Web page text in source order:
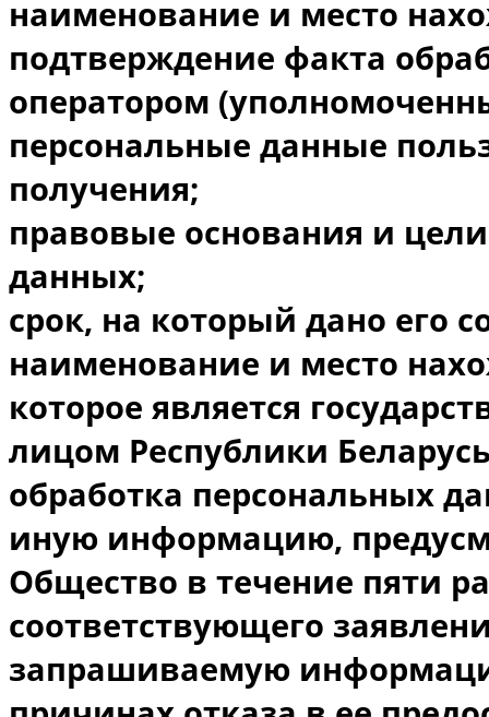
наименование и место
подтверждение факта
оператором
персональные данные
получения;
правовые основания и
данных;
срок, на который дано его
наименование и место
которое является
лицом Республики
обработка персональных
иную информацию,
Общество в течение пяти
соответствующего
запрашиваемую